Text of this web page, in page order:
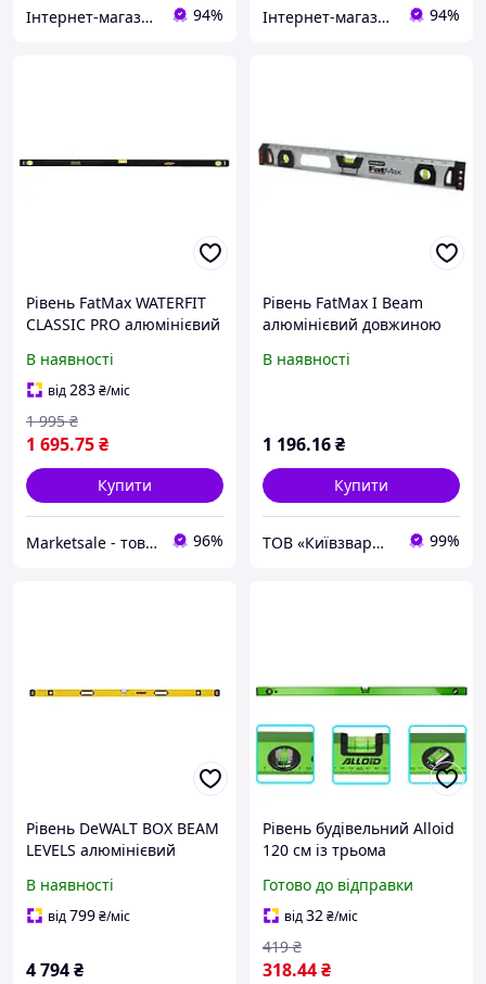
Інтернет-магазин будівельних інструментів та садової техніки VolynTools 94% Інтернет-магазин будівельних інструментів та садової техніки VolynTools 94%
Рівень FatMax WATERFIT
CLASSIC PRO алюмінієвий
капсулами Stanley
FMHT42560-1 (США)
В наявності
від283₴/міс
1 695.75₴
1 995 ₴
Купити
Marketsale - товари зі знижкою 96%
Рівень FatMax I Beam
алюмінієвий довжиною
з трьома капсулами і
В наявності
1 196.16₴
Купити
ТОВ «Київзварювання» 99%
Рівень DeWALT BOX BEAM
LEVELS алюмінієвий
трьома капсулами
DeWALT DWHT0-43172
В наявності
від799₴/міс
4 794₴
Рівень будівельний Alloid
120 см із трьома
вимірювань
Готово до відправки
від32₴/міс
318.44₴
419 ₴